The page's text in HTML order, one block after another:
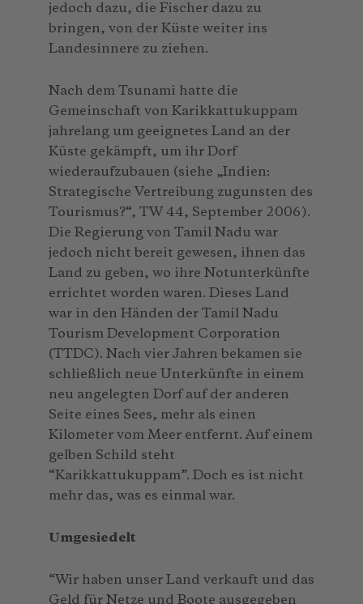
jedoch dazu, die Fischer dazu zu
bringen, von der Küste weiter ins
Landesinnere zu ziehen.
Nach dem Tsunami hatte die
Gemeinschaft von Karikkattukuppam
jahrelang um geeignetes Land an der
Küste gekämpft, um ihr Dorf
wiederaufzubauen (siehe „Indien:
Strategische Vertreibung zugunsten des
Tourismus?“, TW 44, September 2006).
Die Regierung von Tamil Nadu war
jedoch nicht bereit gewesen, ihnen das
Land zu geben, wo ihre Notunterkünfte
errichtet worden waren. Dieses Land
war in den Händen der Tamil Nadu
Tourism Development Corporation
(TTDC). Nach vier Jahren bekamen sie
schließlich neue Unterkünfte in einem
neu angelegten Dorf auf der anderen
Seite eines Sees, mehr als einen
Kilometer vom Meer entfernt. Auf einem
gelben Schild steht
“Karikkattukuppam”. Doch es ist nicht
mehr das, was es einmal war.
Umgesiedelt
“Wir haben unser Land verkauft und das
Geld für Netze und Boote ausgegeben